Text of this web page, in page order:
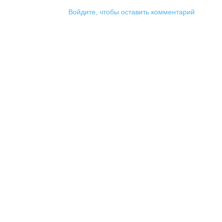
Войдите, чтобы оставить комментарий